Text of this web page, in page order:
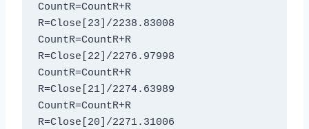
CountR=CountR+R
R=Close[23]/2238.83008
CountR=CountR+R
R=Close[22]/2276.97998
CountR=CountR+R
R=Close[21]/2274.63989
CountR=CountR+R
R=Close[20]/2271.31006